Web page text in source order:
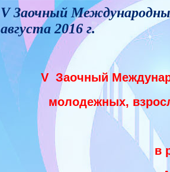
V Заочный
августа 2016 г.
V Заочный
молодежных,
в